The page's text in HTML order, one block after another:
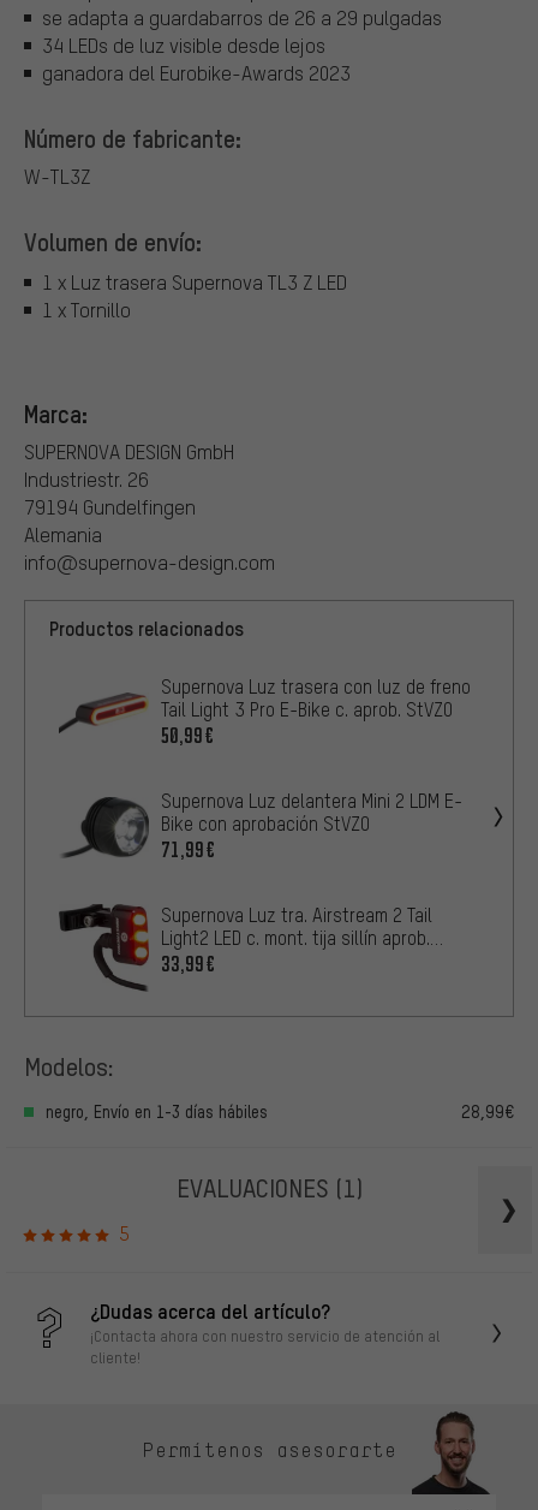
se adapta a guardabarros de 26 a 29 pulgadas
34 LEDs de luz visible desde lejos
ganadora del Eurobike-Awards 2023
Número de fabricante:
W-TL3Z
Volumen de envío:
1 x Luz trasera Supernova TL3 Z LED
1 x Tornillo
Marca:
SUPERNOVA DESIGN GmbH
Industriestr. 26
79194 Gundelfingen
Alemania
info@supernova-design.com
Productos relacionados
Supernova Luz trasera con luz de freno
Tail Light 3 Pro E-Bike c. aprob. StVZO
50,99€
Supernova Luz delantera Mini 2 LDM E-
Bike con aprobación StVZO
71,99€
Supernova Luz tra. Airstream 2 Tail
Light2 LED c. mont. tija sillín aprob.
StVZO
33,99€
Modelos:
negro, Envío en 1-3 días hábiles 28,99€
EVALUACIONES (1)
5
¿Dudas acerca del artículo?
¡Contacta ahora con nuestro servicio de atención al
cliente!
Permítenos asesorarte